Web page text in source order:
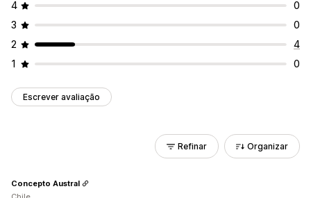
4
0
3
0
2
4
1
0
Escrever avaliação
Refinar Organizar
Concepto Austral